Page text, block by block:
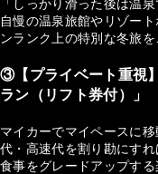
「しっかり滑った後は温
自慢の温泉旅館やリゾー
ンランク上の特別な冬旅を
③【プライベート重視
ラン（リフト券付）」
マイカーでマイペースに
代・高速代を割り勘にす
食事をグレードアップする